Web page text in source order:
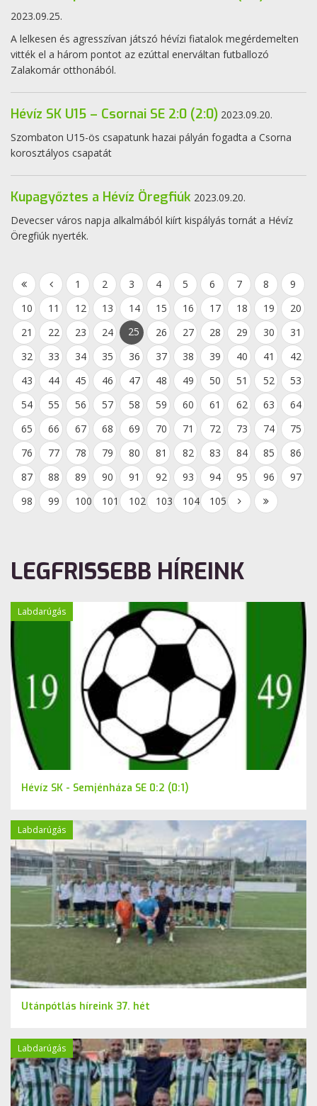
2023.09.25.
A lelkesen és agresszívan játszó hévízi fiatalok megérdemelten
vitték el a három pontot az ezúttal enerváltan futballozó
Zalakomár otthonából.
Hévíz SK U15 – Csornai SE 2:0 (2:0) 2023.09.20.
Szombaton U15-ös csapatunk hazai pályán fogadta a Csorna
korosztályos csapatát
Kupagyőztes a Hévíz Öregfiúk 2023.09.20.
Devecser város napja alkalmából kiírt kispályás tornát a Hévíz
Öregfiúk nyerték.
1 2 3 4 5 6 7 8
9
10
11 12 13 14 15 16 17 18 19
20
21
22 23 24 25 26 27 28 29 30
31
32
33 34 35 36 37 38 39 40 41
42
43
44 45 46 47 48 49 50 51 52
53
54
55 56 57 58 59 60 61 62 63
64
65
66 67 68 69 70 71 72 73 74
75
76
77 78 79 80 81 82 83 84 85
86
87
88 89 90 91 92 93 94 95 96
97
98
99 100 101 102 103 104 105
LEGFRISSEBB HÍREINK
Labdarúgás
Hévíz SK - Semjénháza SE 0:2 (0:1)
Labdarúgás
Utánpótlás híreink 37. hét
Labdarúgás